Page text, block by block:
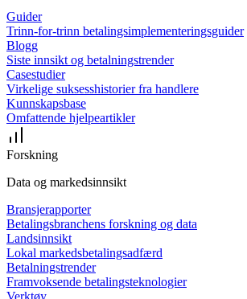
Guider
Trinn-for-trinn betalingsimplementeringsguider
Blogg
Siste innsikt og betalningstrender
Casestudier
Virkelige suksesshistorier fra handlere
Kunnskapsbase
Omfattende hjelpeartikler
Forskning
Data og markedsinnsikt
Bransjerapporter
Betalingsbranchens forskning og data
Landsinnsikt
Lokal markedsbetalingsadfærd
Betalningstrender
Framvoksende betalingsteknologier